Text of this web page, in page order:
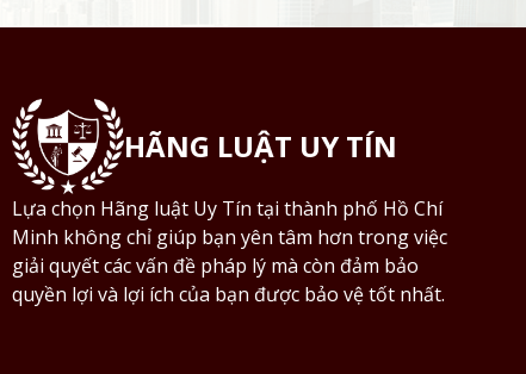
HÃNG LUẬT UY TÍN
Lựa chọn Hãng luật Uy Tín tại thành phố Hồ Chí
Minh không chỉ giúp bạn yên tâm hơn trong việc
giải quyết các vấn đề pháp lý mà còn đảm bảo
quyền lợi và lợi ích của bạn được bảo vệ tốt nhất.